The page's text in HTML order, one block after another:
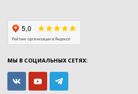
МЫ В СОЦИАЛЬНЫХ СЕТЯХ: